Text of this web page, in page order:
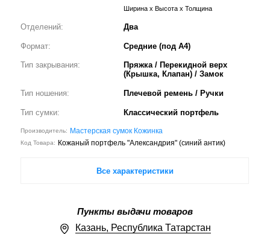
Ширина x Высота x Толщина
Отделений: Два
Формат: Средние (под А4)
Тип закрывания:
Пряжка / Перекидной верх
(Крышка, Клапан) / Замок
Тип ношения: Плечевой ремень / Ручки
Тип сумки: Классический портфель
Производитель: Мастерская сумок Кожинка
Код Товара: Кожаный портфель "Александрия" (синий антик)
Все характеристики
Пункты выдачи товаров
Казань, Республика Татарстан